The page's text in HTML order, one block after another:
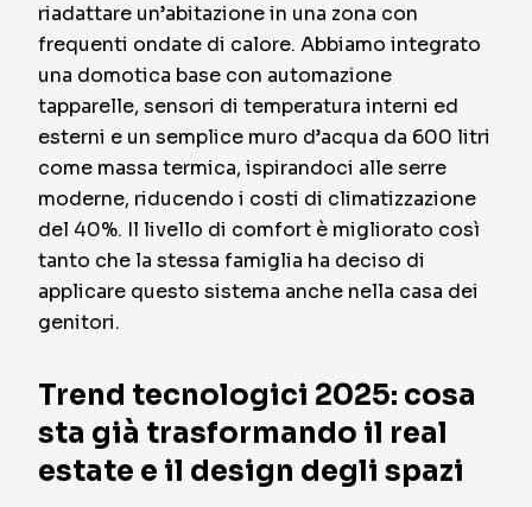
riadattare un’abitazione in una zona con
frequenti ondate di calore. Abbiamo integrato
una domotica base con automazione
tapparelle, sensori di temperatura interni ed
esterni e un semplice muro d’acqua da 600 litri
come massa termica, ispirandoci alle serre
moderne, riducendo i costi di climatizzazione
del 40%. Il livello di comfort è migliorato così
tanto che la stessa famiglia ha deciso di
applicare questo sistema anche nella casa dei
genitori.
Trend tecnologici 2025: cosa
sta già trasformando il real
estate e il design degli spazi